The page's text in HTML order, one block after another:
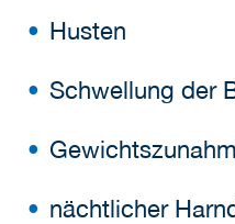
Husten
Schwellung der
nächtlicher